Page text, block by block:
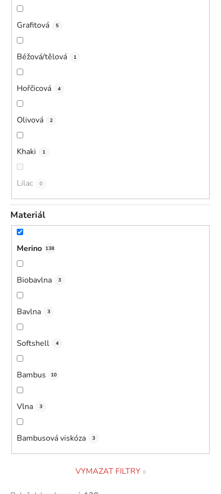
Grafitová 5
Béžová/tělová 1
Hořčicová 4
Olivová 2
Khaki 1
Lilac 0
Materiál
Merino 138
Biobavlna 3
Bavlna 3
Softshell 4
Bambus 10
Vlna 3
Bambusová viskóza 3
VYMAZAT FILTRY